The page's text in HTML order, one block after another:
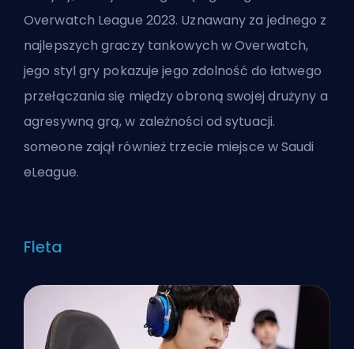
Overwatch League 2023. Uznawany za jednego z
najlepszych graczy tankowych w Overwatch,
jego styl gry pokazuje jego zdolność do łatwego
przełączania się między obroną swojej drużyny a
agresywną grą, w zależności od sytuacji.
someone zajął również trzecie miejsce w Saudi
eLeague.
Fleta